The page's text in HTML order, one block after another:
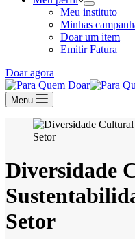
Meu instituto
Minhas
Doar um item
Emitir Fatura
Doar agora
Menu
Diversidade
Setor